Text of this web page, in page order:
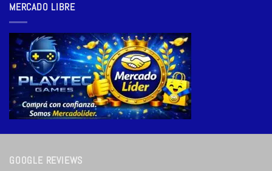
MERCADO LIBRE
GOOGLE REVIEWS